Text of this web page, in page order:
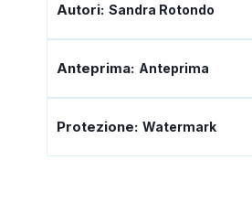
Autori: Sandra Rotondo
Anteprima: Anteprima
Protezione: Watermark